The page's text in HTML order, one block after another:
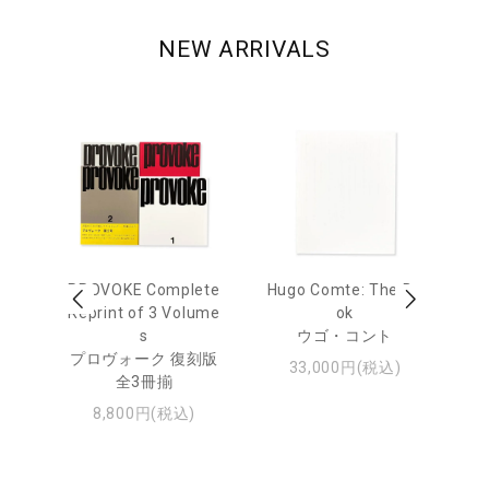
NEW ARRIVALS
PROVOKE Complete
Reprint of 3 Volume
s
プロヴォーク 復刻版
全3冊揃
8,800円(税込)
Hugo Comte: The Bo
ok
ウゴ・コント
33,000円(税込)